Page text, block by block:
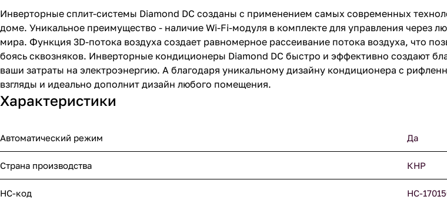
Инверторные сплит-системы Diamond DC созданы с применением самых современных
доме. Уникальное преимущество - наличие Wi-Fi-модуля в комплекте для управления через
мира. Функция 3D-потока воздуха создает равномерное рассеивание потока воздуха, что
боясь сквозняков. Инверторные кондиционеры Diamond DC быстро и эффективно создают
ваши затраты на электроэнергию. А благодаря уникальному дизайну кондиционера с
взгляды и идеально дополнит дизайн любого помещения.
Характеристики
Автоматический режим Да
Страна производства КНР
НС-код НС-